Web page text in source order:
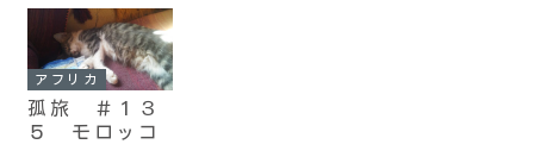
アフリカ
孤旅 ＃１３
５ モロッコ